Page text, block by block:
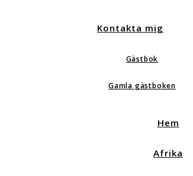
Kontakta mig
Gästbok
Gamla gästboken
Hem
Afrika